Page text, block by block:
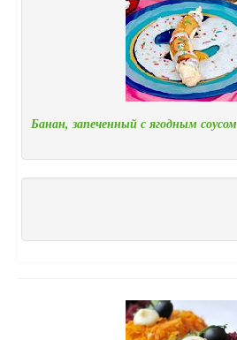
Банан, запеченный с ягодным соусом